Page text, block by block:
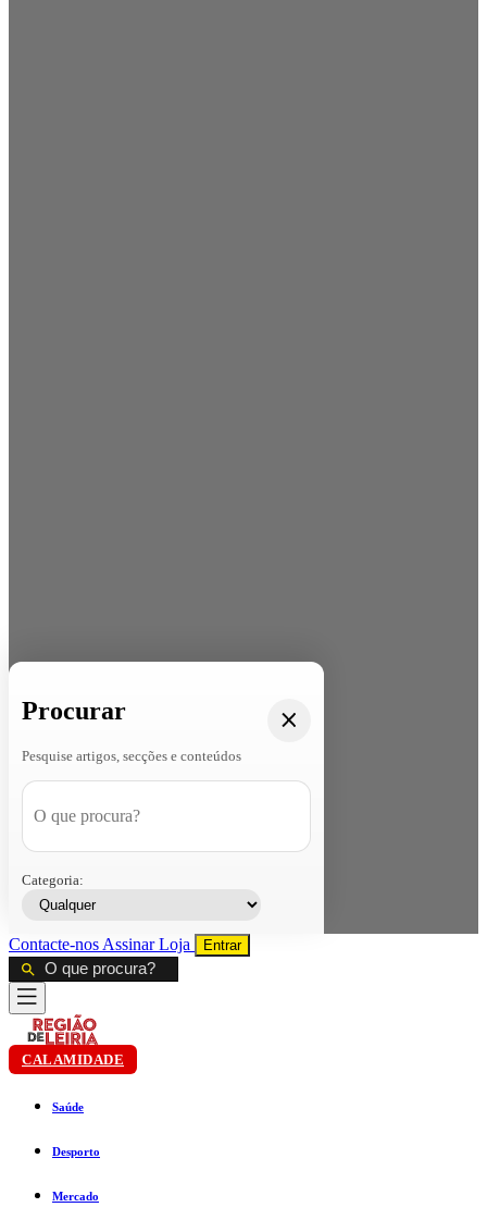
Procurar
Pesquise artigos, secções e conteúdos
Categoria:
Contacte-nos AssinarLoja Entrar
CALAMIDADE
Saúde
Desporto
Mercado